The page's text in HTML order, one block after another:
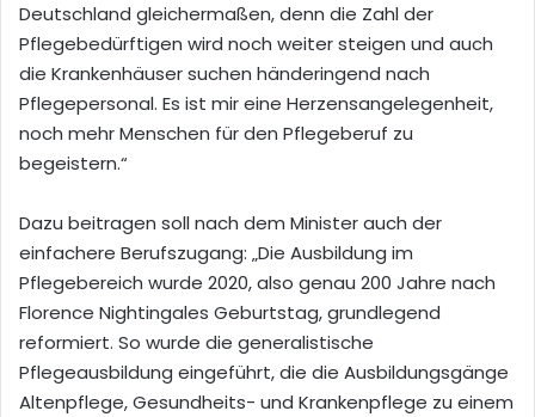
Deutschland gleichermaßen, denn die Zahl der
Pflegebedürftigen wird noch weiter steigen und auch
die Krankenhäuser suchen händeringend nach
Pflegepersonal. Es ist mir eine Herzensangelegenheit,
noch mehr Menschen für den Pflegeberuf zu
begeistern.“
Dazu beitragen soll nach dem Minister auch der
einfachere Berufszugang: „Die Ausbildung im
Pflegebereich wurde 2020, also genau 200 Jahre nach
Florence Nightingales Geburtstag, grundlegend
reformiert. So wurde die generalistische
Pflegeausbildung eingeführt, die die Ausbildungsgänge
Altenpflege, Gesundheits- und Krankenpflege zu einem